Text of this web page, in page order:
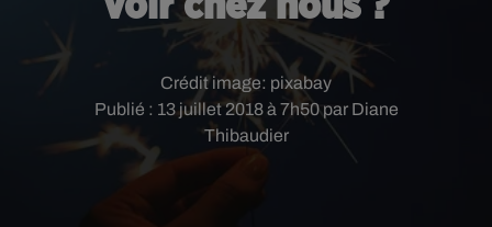
Publié : 13 juillet 2018 à 7h50 par Diane
Thibaudier
Crédit image: pixabay